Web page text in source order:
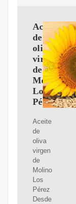
Aceite
de
oliva
virgen
de
Molino
Los
Pérez
Aceite
de
oliva
virgen
de
Molino
Los
Pérez
Desde